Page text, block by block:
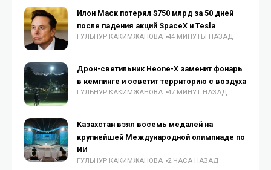
Илон Маск потерял $750 млрд за 50 дней
после падения акций SpaceX и Tesla
ГУЛЬНУР КАКИМЖАНОВА 44 МИНУТЫ НАЗАД
Дрон-светильник Heone-X заменит фонарь
в кемпинге и осветит территорию с воздуха
ГУЛЬНУР КАКИМЖАНОВА 47 МИНУТ НАЗАД
Казахстан взял восемь медалей на
крупнейшей Международной олимпиаде по
ИИ
ГУЛЬНУР КАКИМЖАНОВА 2 ЧАСА НАЗАД